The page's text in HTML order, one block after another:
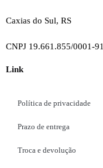
Caxias do Sul, RS
CNPJ 19.661.855/0001-91
Link
Política de privacidade
Prazo de entrega
Troca e devolução